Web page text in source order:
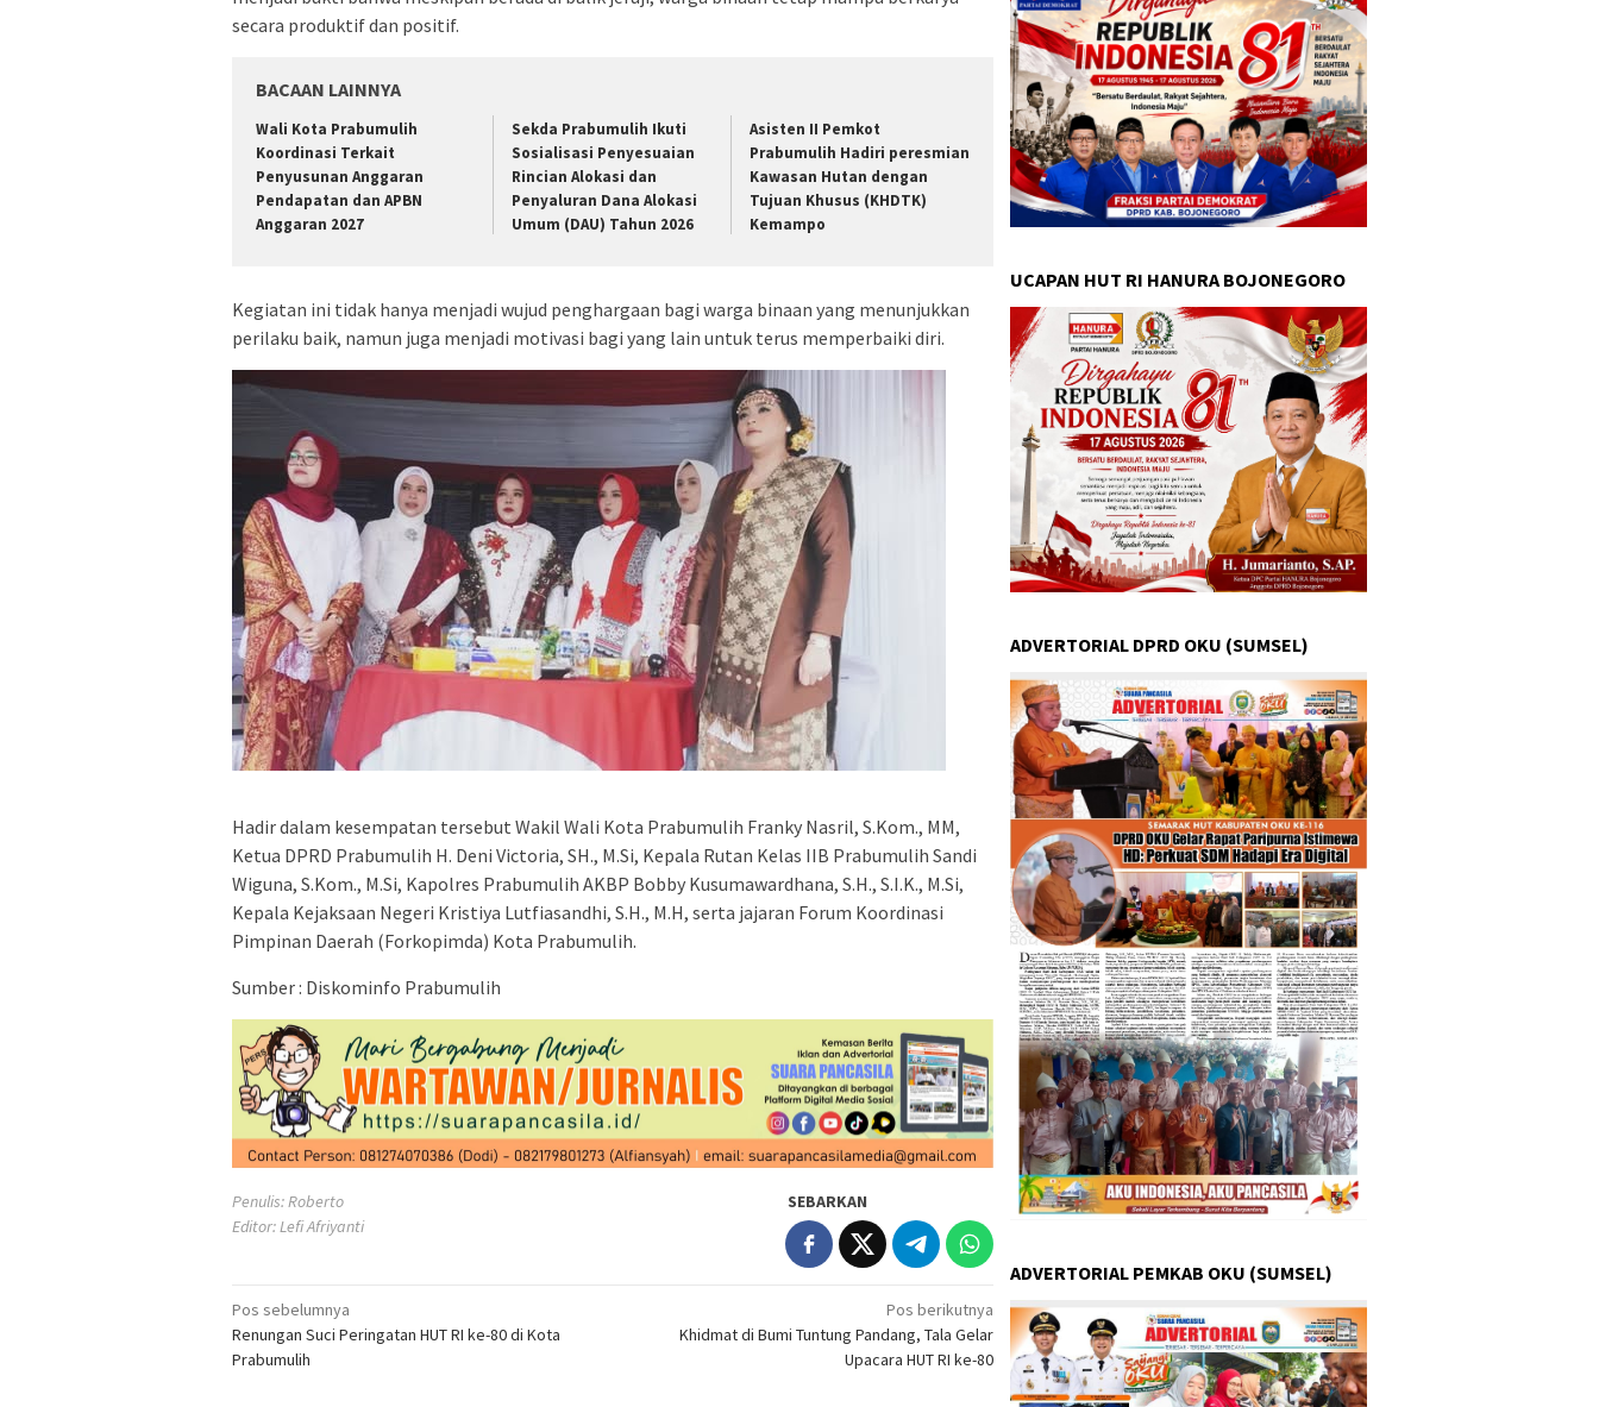
secara produktif dan positif.
BACAAN LAINNYA
Wali Kota Prabumulih
Koordinasi Terkait
Penyusunan Anggaran
Pendapatan dan APBN
Anggaran 2027
Sekda Prabumulih Ikuti
Sosialisasi Penyesuaian
Rincian Alokasi dan
Penyaluran Dana Alokasi
Umum (DAU) Tahun 2026
Asisten II Pemkot
Prabumulih Hadiri peresmian
Kawasan Hutan dengan
Tujuan Khusus (KHDTK)
Kemampo
Kegiatan ini tidak hanya menjadi wujud penghargaan bagi warga binaan yang menunjukkan
perilaku baik, namun juga menjadi motivasi bagi yang lain untuk terus memperbaiki diri.
Hadir dalam kesempatan tersebut Wakil Wali Kota Prabumulih Franky Nasril, S.Kom., MM,
Ketua DPRD Prabumulih H. Deni Victoria, SH., M.Si, Kepala Rutan Kelas IIB Prabumulih Sandi
Wiguna, S.Kom., M.Si, Kapolres Prabumulih AKBP Bobby Kusumawardhana, S.H., S.I.K., M.Si,
Kepala Kejaksaan Negeri Kristiya Lutfiasandhi, S.H., M.H, serta jajaran Forum Koordinasi
Pimpinan Daerah (Forkopimda) Kota Prabumulih.
Sumber : Diskominfo Prabumulih
Penulis: Roberto
Editor: Lefi Afriyanti
SEBARKAN
Navigasi
pos
Pos sebelumnya
Renungan Suci Peringatan HUT RI ke-80 di Kota
Prabumulih
Pos berikutnya
Khidmat di Bumi Tuntung Pandang, Tala Gelar
Upacara HUT RI ke-80
UCAPAN HUT RI HANURA BOJONEGORO
ADVERTORIAL DPRD OKU (SUMSEL)
ADVERTORIAL PEMKAB OKU (SUMSEL)